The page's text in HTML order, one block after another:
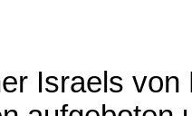
Israels